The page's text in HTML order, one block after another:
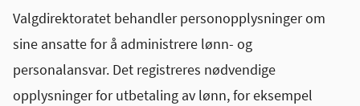
Valgdirektoratet behandler personopplysninger om
sine ansatte for å administrere lønn- og
personalansvar. Det registreres nødvendige
opplysninger for utbetaling av lønn, for eksempel